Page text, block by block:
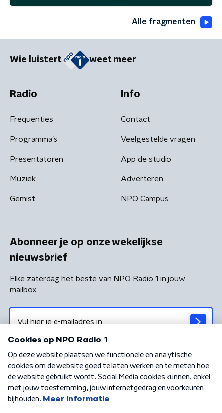
Alle fragmenten
Wie luistert weet meer
Radio
Frequenties
Programma's
Presentatoren
Muziek
Gemist
Info
Contact
Veelgestelde vragen
App de studio
Adverteren
NPO Campus
Abonneer je op onze wekelijkse
nieuwsbrief
Elke zaterdag het beste van NPO Radio 1 in jouw
mailbox
Algemene voorwaarden